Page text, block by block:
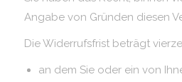
Angabe von Gründen diesen
Die Widerrufsfrist beträgt
an dem Sie oder ein von